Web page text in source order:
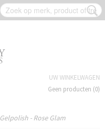
UW WINKELWAGEN
Geen producten (0)
Gelpolish - Rose Glam